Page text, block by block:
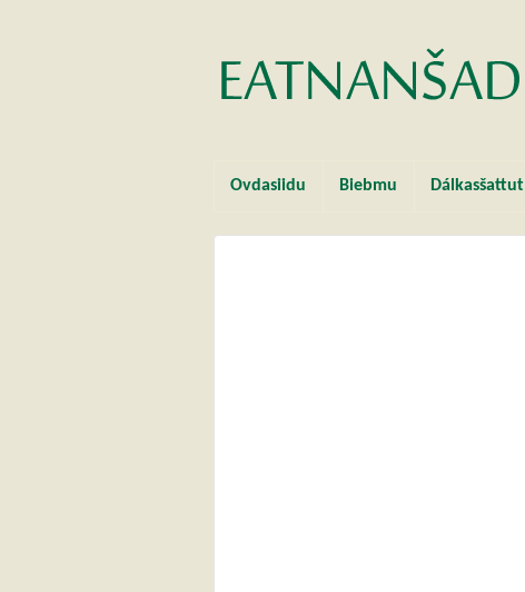
Ovdasiidu Biebmu Dálkasšattut